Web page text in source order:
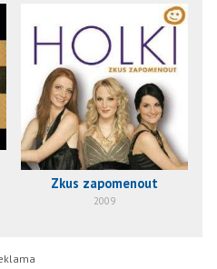
Zkus zapomenout
2009